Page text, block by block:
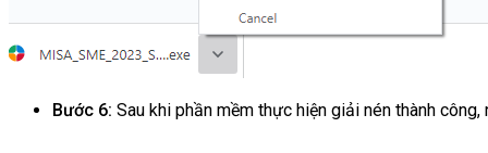
Bước 6: Sau khi phần mềm thực hiện giải nén thành công,